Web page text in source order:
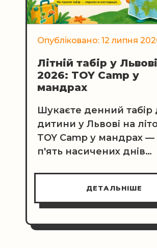
Опубліковано: 12 липня
Літній табір у Львові
2026: TOY Camp у
мандрах
Шукаєте денний табір
дитини у Львові на
TOY Camp у мандрах —
п'ять насичених днів
нових вражень для
років. Базова локація
ДЕТАЛЬНІШЕ